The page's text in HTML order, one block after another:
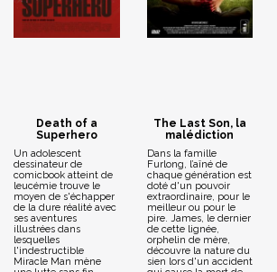
Death of a
Superhero
Un adolescent
dessinateur de
comicbook atteint de
leucémie trouve le
moyen de s'échapper
de la dure réalité avec
ses aventures
illustrées dans
lesquelles
l'indestructible
Miracle Man mène
The Last Son, la
malédiction
Dans la famille
Furlong, l’aîné de
chaque génération est
doté d'un pouvoir
extraordinaire, pour le
meilleur ou pour le
pire. James, le dernier
de cette lignée,
orphelin de mère,
découvre la nature du
sien lors d'un accident